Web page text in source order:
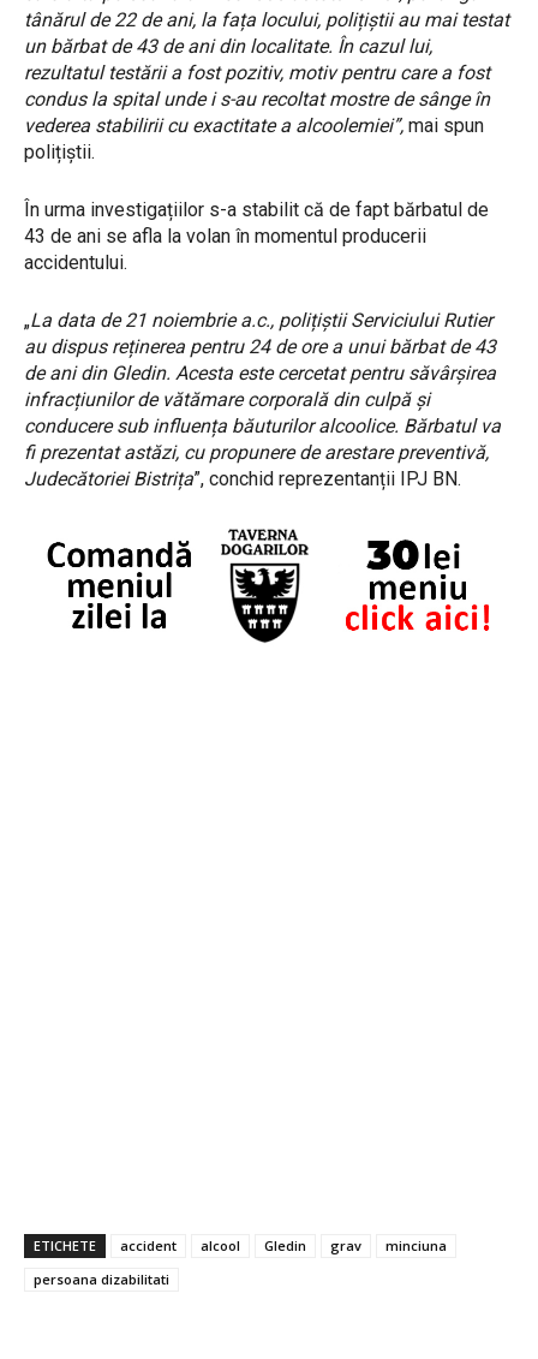
tânărul de 22 de ani, la fața locului, polițiștii au mai testat
un bărbat de 43 de ani din localitate. În cazul lui,
rezultatul testării a fost pozitiv, motiv pentru care a fost
condus la spital unde i s-au recoltat mostre de sânge în
vederea stabilirii cu exactitate a alcoolemiei”, mai spun
polițiștii.
În urma investigațiilor s-a stabilit că de fapt bărbatul de
43 de ani se afla la volan în momentul producerii
accidentului.
„La data de 21 noiembrie a.c., polițiștii Serviciului Rutier
au dispus reținerea pentru 24 de ore a unui bărbat de 43
de ani din Gledin. Acesta este cercetat pentru săvârșirea
infracțiunilor de vătămare corporală din culpă și
conducere sub influența băuturilor alcoolice. Bărbatul va
fi prezentat astăzi, cu propunere de arestare preventivă,
Judecătoriei Bistrița”, conchid reprezentanții IPJ BN.
ETICHETE accident alcool Gledin grav
minciuna
persoana dizabilitati